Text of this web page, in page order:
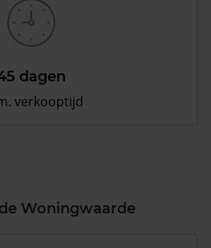
dagen
verkooptijd
Woningwaarde